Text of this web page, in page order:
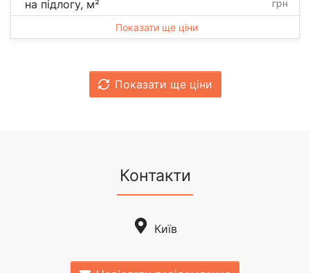
на підлогу, м²
грн
Показати ще ціни
Показати ще ціни
Контакти
Київ